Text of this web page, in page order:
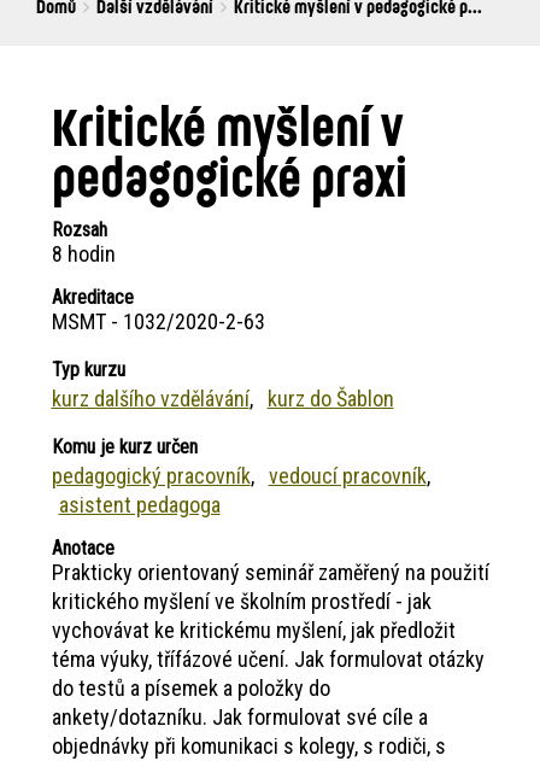
Breadcrumbs
You
Domů Další vzdělávání Kritické myšlení v pedagogické p...
Kritické myšlení v
pedagogické praxi
Rozsah
8 hodin
Akreditace
MSMT - 1032/2020-2-63
Typ kurzu
kurz dalšího vzdělávání kurz do Šablon
Komu je kurz určen
pedagogický pracovník
vedoucí pracovník
asistent pedagoga
Anotace
Prakticky orientovaný seminář zaměřený na použití
kritického myšlení ve školním prostředí - jak
vychovávat ke kritickému myšlení, jak předložit
téma výuky, třífázové učení. Jak formulovat otázky
do testů a písemek a položky do
ankety/dotazníku. Jak formulovat své cíle a
objednávky při komunikaci s kolegy, s rodiči, s